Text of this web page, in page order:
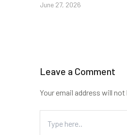
June 27, 2026
Leave a Comment
Your email address will not
Type